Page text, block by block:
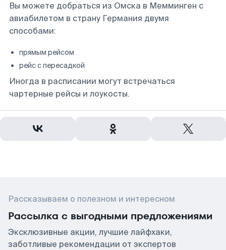
Вы можете добраться из Омска в Мемминген с
авиабилетом в страну Германия двумя
способами:
прямым рейсом
рейс с пересадкой
Иногда в расписании могут встречаться
чартерные рейсы и лоукосты.
Рассказываем о полезном и интересном
Рассылка с выгодными предложениями
Эксклюзивные акции, лучшие лайфхаки,
заботливые рекомендации от экспертов